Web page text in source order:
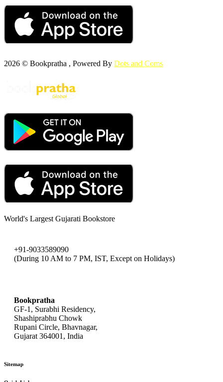
2026 © Bookpratha , Powered By Dots and Coms
World's Largest Gujarati Bookstore
+91-9033589090
(During 10 AM to 7 PM, IST, Except on Holidays)
Bookpratha
GF-1, Surabhi Residency,
Shashiprabhu Chowk
Rupani Circle, Bhavnagar,
Gujarat 364001, India
Sitemap